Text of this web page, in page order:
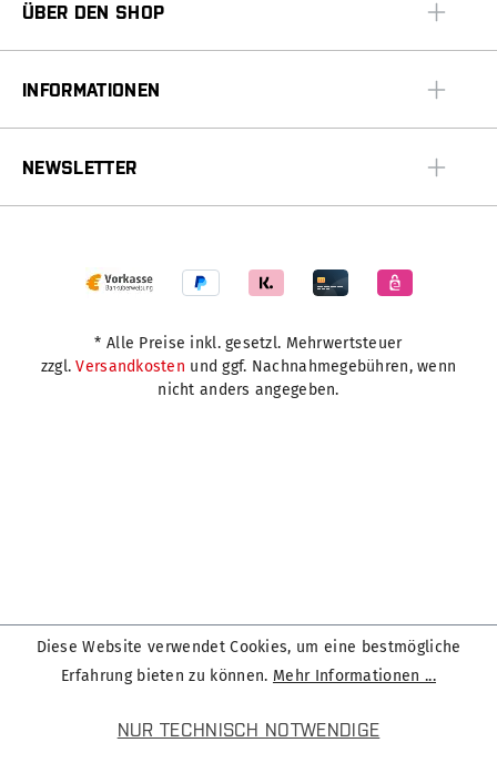
ÜBER DEN SHOP
INFORMATIONEN
NEWSLETTER
* Alle Preise inkl. gesetzl. Mehrwertsteuer
zzgl.Versandkosten und ggf. Nachnahmegebühren, wenn
nicht anders angegeben.
Diese Website verwendet Cookies, um eine bestmögliche
Erfahrung bieten zu können. Mehr Informationen ...
NUR TECHNISCH NOTWENDIGE